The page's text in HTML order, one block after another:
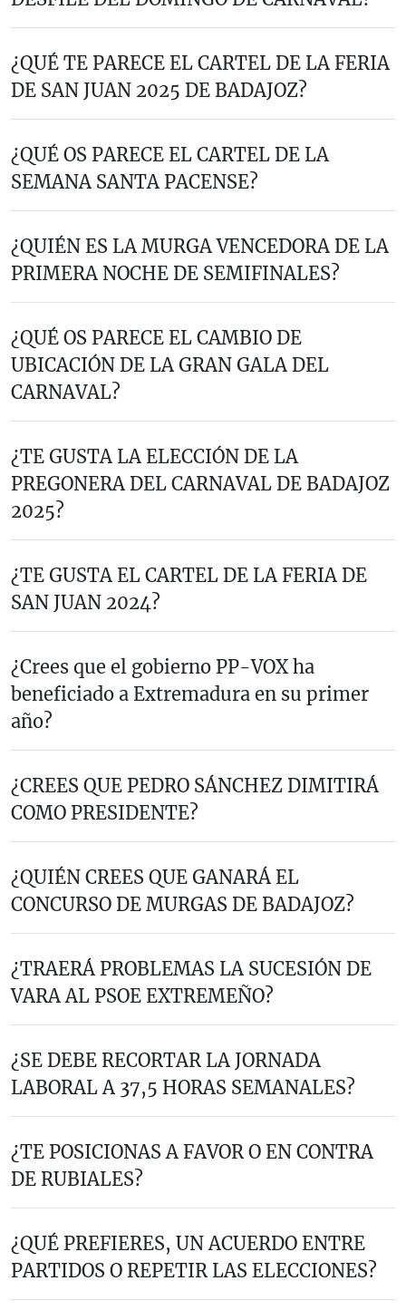
¿QUÉ TE PARECE EL CARTEL DE LA FERIA
DE SAN JUAN 2025 DE BADAJOZ?
¿QUÉ OS PARECE EL CARTEL DE LA
SEMANA SANTA PACENSE?
¿QUIÉN ES LA MURGA VENCEDORA DE LA
PRIMERA NOCHE DE SEMIFINALES?
¿QUÉ OS PARECE EL CAMBIO DE
UBICACIÓN DE LA GRAN GALA DEL
CARNAVAL?
¿TE GUSTA LA ELECCIÓN DE LA
PREGONERA DEL CARNAVAL DE BADAJOZ
2025?
¿TE GUSTA EL CARTEL DE LA FERIA DE
SAN JUAN 2024?
¿Crees que el gobierno PP-VOX ha
beneficiado a Extremadura en su primer
año?
¿CREES QUE PEDRO SÁNCHEZ DIMITIRÁ
COMO PRESIDENTE?
¿QUIÉN CREES QUE GANARÁ EL
CONCURSO DE MURGAS DE BADAJOZ?
¿TRAERÁ PROBLEMAS LA SUCESIÓN DE
VARA AL PSOE EXTREMEÑO?
¿SE DEBE RECORTAR LA JORNADA
LABORAL A 37,5 HORAS SEMANALES?
¿TE POSICIONAS A FAVOR O EN CONTRA
DE RUBIALES?
¿QUÉ PREFIERES, UN ACUERDO ENTRE
PARTIDOS O REPETIR LAS ELECCIONES?